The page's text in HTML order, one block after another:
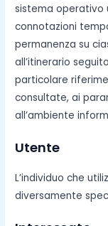
sistema operativo
connotazioni
permanenza su
all’itinerario
particolare
consultate, ai
all’ambiente
Utente
L’individuo che
diversamente